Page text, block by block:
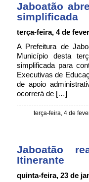
Jaboatão
simplificada
terça-feira, 4 de
A Prefeitura de
Município desta
simplificada para
Executivas de
de apoio
ocorrerá de […]
terça-feira, 4 de
Jaboatão
Itinerante
quinta-feira, 23 de